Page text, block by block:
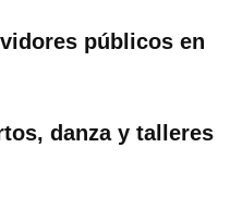
públicos en
danza y talleres